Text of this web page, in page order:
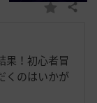
お
入
り
共有する
果！初心者冒
くのはいかが